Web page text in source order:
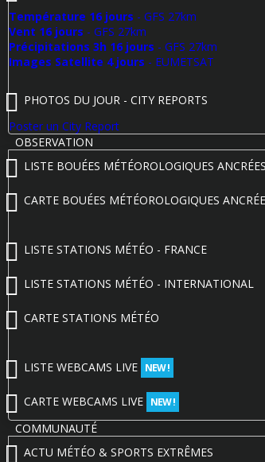
Température 16 jours - GFS 27km
Vent 16 jours - GFS 27km
Précipitations 3h 16 jours - GFS 27km
Images Satellite 4 jours - EUMETSAT
PHOTOS DU JOUR - CITY REPORTS
Poster un City Report
OBSERVATION
LISTE BOUÉES MÉTÉOROLOGIQUES ANCRÉES
CARTE BOUÉES MÉTÉOROLOGIQUES
LISTE STATIONS MÉTÉO - FRANCE
LISTE STATIONS MÉTÉO - INTERNATIONAL
CARTE STATIONS MÉTÉO
LISTE WEBCAMS LIVE NEW !
CARTE WEBCAMS LIVE NEW !
COMMUNAUTÉ
ACTU MÉTÉO & SPORTS EXTRÊMES